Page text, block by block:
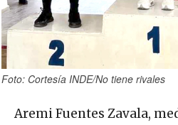
Foto: Cortesía INDE/No tiene rivales
Aremi Fuentes Zavala,